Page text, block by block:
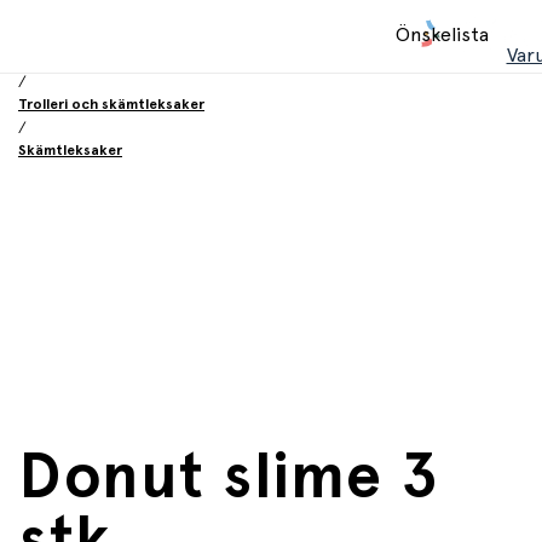
Önskelista
/
Trolleri och skämtleksaker
/
Skämtleksaker
Donut slime 3